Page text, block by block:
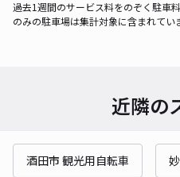
過去1週間のサービス料をのぞく駐車
のみの駐車場は集計対象に含まれてい
近隣の
酒田市 観光用自転車